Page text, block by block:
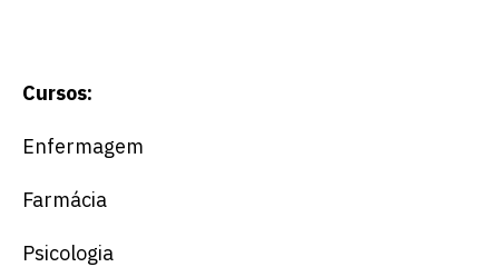
Cursos:
Enfermagem
Farmácia
Psicologia